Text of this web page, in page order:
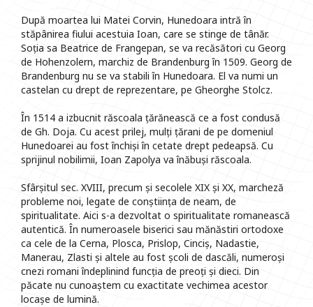
După moartea lui Matei Corvin, Hunedoara intră în
stăpânirea fiului acestuia Ioan, care se stinge de tânăr.
Soția sa Beatrice de Frangepan, se va recăsători cu Georg
de Hohenzolern, marchiz de Brandenburg în 1509. Georg de
Brandenburg nu se va stabili în Hunedoara. El va numi un
castelan cu drept de reprezentare, pe Gheorghe Stolcz.
În 1514 a izbucnit răscoala țărănească ce a fost condusă
de Gh. Doja. Cu acest prilej, mulți țărani de pe domeniul
Hunedoarei au fost închiși în cetate drept pedeapsă. Cu
sprijinul nobilimii, Ioan Zapolya va înăbuși răscoala.
Sfârșitul sec. XVIII, precum și secolele XIX și XX, marcheză
probleme noi, legate de conștiința de neam, de
spiritualitate. Aici s-a dezvoltat o spiritualitate romanească
autentică. În numeroasele biserici sau mănăstiri ortodoxe
ca cele de la Cerna, Plosca, Prislop, Cinciș, Nadastie,
Manerau, Zlasti și altele au fost școli de dascăli, numeroși
cnezi romani îndeplinind funcția de preoți și dieci. Din
păcate nu cunoaștem cu exactitate vechimea acestor
locașe de lumină.